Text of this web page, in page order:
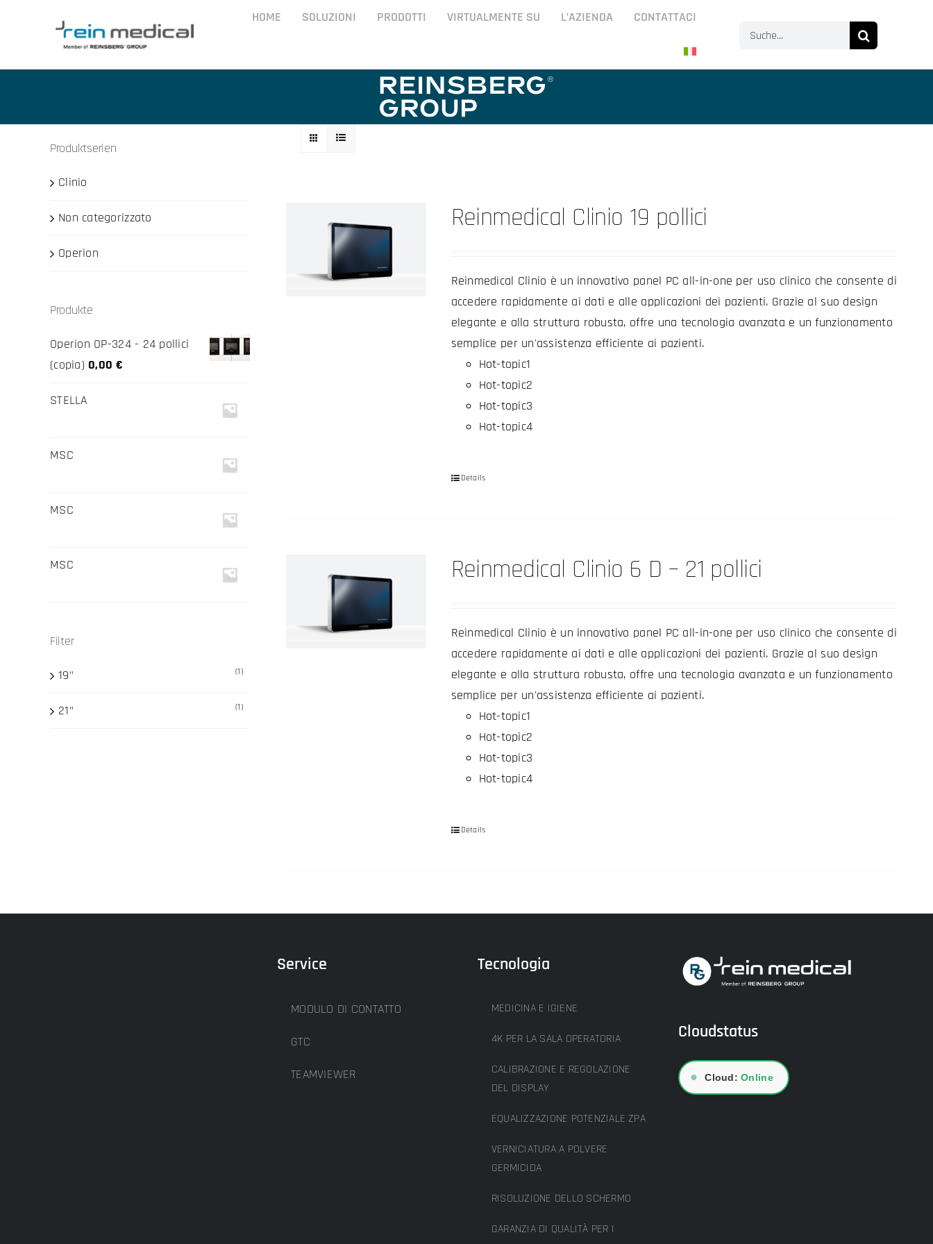
HOME SOLUZIONI PRODOTTI VIRTUALMENTE SU L’AZIENDA
CONTATTACI
Search
Reinmedical Clinio 19 pollici
Reinmedical Clinio è un innovativo panel PC all-in-one per uso clinico che consente di
accedere rapidamente ai dati e alle applicazioni dei pazienti. Grazie al suo design
elegante e alla struttura robusta, offre una tecnologia avanzata e un funzionamento
semplice per un'assistenza efficiente ai pazienti.
Hot-topic1
Hot-topic2
Hot-topic3
Hot-topic4
Details
Reinmedical Clinio 6 D – 21 pollici
Reinmedical Clinio è un innovativo panel PC all-in-one per uso clinico che consente di
accedere rapidamente ai dati e alle applicazioni dei pazienti. Grazie al suo design
elegante e alla struttura robusta, offre una tecnologia avanzata e un funzionamento
semplice per un'assistenza efficiente ai pazienti.
Hot-topic1
Hot-topic2
Hot-topic3
Hot-topic4
Details
Produktserien
Clinio
Non categorizzato
Operion
Produkte
Operion OP-324 - 24 pollici
(copia) 0,00 €
STELLA
MSC
MSC
MSC
Filter
19" (1)
21" (1)
Service
MODULO DI CONTATTO
GTC
TEAMVIEWER
Tecnologia
MEDICINA E IGIENE
4K PER LA SALA OPERATORIA
CALIBRAZIONE E REGOLAZIONE
DEL DISPLAY
EQUALIZZAZIONE POTENZIALE ZPA
VERNICIATURA A POLVERE
GERMICIDA
RISOLUZIONE DELLO SCHERMO
GARANZIA DI QUALITÀ PER I
Cloudstatus
● Cloud:Online